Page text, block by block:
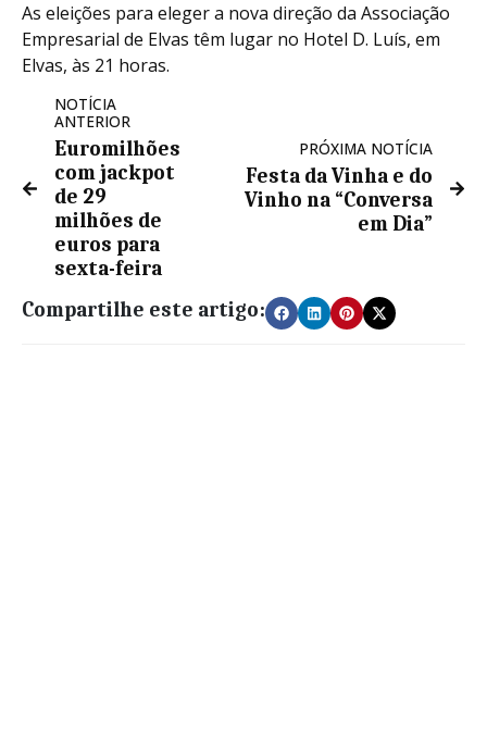
As eleições para eleger a nova direção da Associação
Empresarial de Elvas têm lugar no Hotel D. Luís, em
Elvas, às 21 horas.
NOTÍCIA
ANTERIOR
Euromilhões
com jackpot
de 29
milhões de
euros para
sexta-feira
PRÓXIMA NOTÍCIA
Festa da Vinha e do
Vinho na “Conversa
em Dia”
Compartilhe este artigo: